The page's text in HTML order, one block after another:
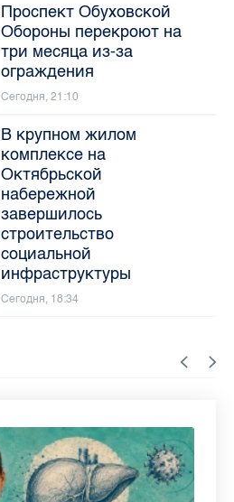
Проспект Обуховской
Обороны перекроют на
три месяца из-за
ограждения
Сегодня, 21:10
В крупном жилом
комплексе на
Октябрьской
набережной
завершилось
строительство
социальной
инфраструктуры
Сегодня, 18:34